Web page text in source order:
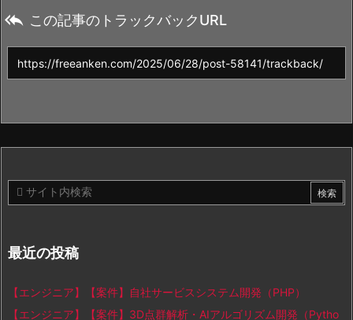
 この記事のトラックバックURL
最近の投稿
【エンジニア】【案件】自社サービスシステム開発（PHP）
【エンジニア】【案件】3D点群解析・AIアルゴリズム開発（Pytho